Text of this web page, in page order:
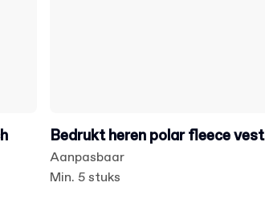
Bedrukt heren polar fleece vest
Aanpasbaar
Min. 5 stuks